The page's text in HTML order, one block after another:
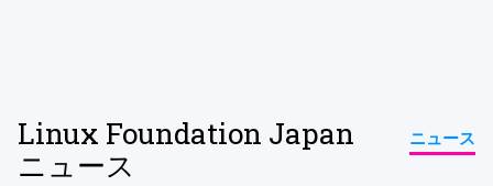
Linux Foundation Japan
ニュース
ニュース